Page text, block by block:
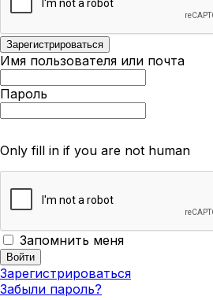
Имя пользователя или почта
Пароль
Only fill in if you are not human
Запомнить меня
Зарегистрироваться
Забыли пароль?